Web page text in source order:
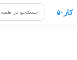
کار۵۰